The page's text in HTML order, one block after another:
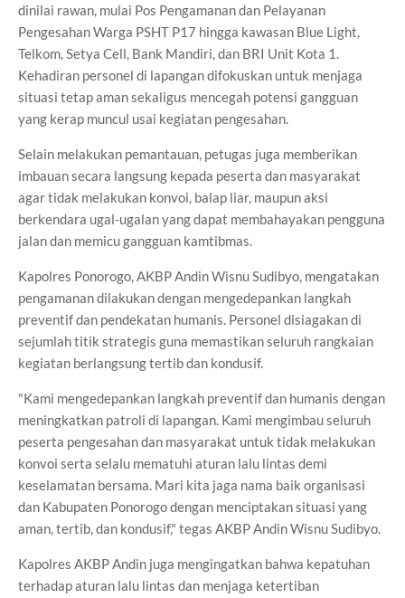
dinilai rawan, mulai Pos Pengamanan dan Pelayanan
Pengesahan Warga PSHT P17 hingga kawasan Blue Light,
Telkom, Setya Cell, Bank Mandiri, dan BRI Unit Kota 1.
Kehadiran personel di lapangan difokuskan untuk menjaga
situasi tetap aman sekaligus mencegah potensi gangguan
yang kerap muncul usai kegiatan pengesahan.
Selain melakukan pemantauan, petugas juga memberikan
imbauan secara langsung kepada peserta dan masyarakat
agar tidak melakukan konvoi, balap liar, maupun aksi
berkendara ugal-ugalan yang dapat membahayakan pengguna
jalan dan memicu gangguan kamtibmas.
Kapolres Ponorogo, AKBP Andin Wisnu Sudibyo, mengatakan
pengamanan dilakukan dengan mengedepankan langkah
preventif dan pendekatan humanis. Personel disiagakan di
sejumlah titik strategis guna memastikan seluruh rangkaian
kegiatan berlangsung tertib dan kondusif.
"Kami mengedepankan langkah preventif dan humanis dengan
meningkatkan patroli di lapangan. Kami mengimbau seluruh
peserta pengesahan dan masyarakat untuk tidak melakukan
konvoi serta selalu mematuhi aturan lalu lintas demi
keselamatan bersama. Mari kita jaga nama baik organisasi
dan Kabupaten Ponorogo dengan menciptakan situasi yang
aman, tertib, dan kondusif," tegas AKBP Andin Wisnu Sudibyo.
Kapolres AKBP Andin juga mengingatkan bahwa kepatuhan
terhadap aturan lalu lintas dan menjaga ketertiban